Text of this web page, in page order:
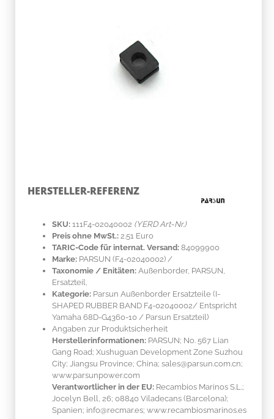
HERSTELLER-REFERENZ
SKU: 111F4-02040002 (YERD Art-Nr.)
Preis ohne MwSt.: 2.51 Euro
TARIC-Code für internat. Versand: 84099900
Marke: PARSUN (F4-02040002) /
Taxonomie / Enitäten: Außenborder, PARSUN,
Ersatzteil,
Kategorie: Parsun Außenborder Ersatzteile (I-
SHAPED RUBBER BAND F4-02040002/ Entspricht
Yamaha 68D-G4360-10 / Parsun Ersatzteil)
Angaben zur Produktsicherheit
Herstellerinformationen: PARSUN; No. 567 Lian
Gang Road; Xushuguan Development Zone Suzhou
City; Jiangsu Province; China; sales@parsun.com.cn;
www.parsunpower.com
Verantwortlicher in der EU: Recambios Marinos S.L.;
Jocelyn Bell, 26; 08840 Viladecans (Barcelona);
Spanien; info@recmar.es; www.recambiosmarinos.es